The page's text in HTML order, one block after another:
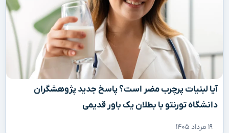
آیا لبنیات پرچرب مضر است؟ پاسخ جدید پژوهشگران
دانشگاه تورنتو با بطلان یک باور قدیمی
۱۹ مرداد ۱۴۰۵